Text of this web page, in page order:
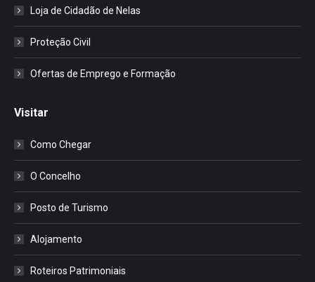
Loja de Cidadão de Nelas
Proteção Civil
Ofertas de Emprego e Formação
Visitar
Como Chegar
O Concelho
Posto de Turismo
Alojamento
Roteiros Patrimoniais